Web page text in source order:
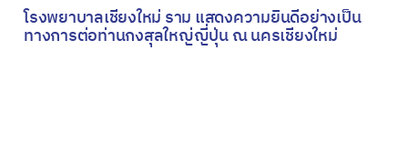
โรงพยาบาลเชียงใหม่ ราม แสดงความยินดีอย่างเป็น
ทางการต่อท่านกงสุลใหญ่ญี่ปุ่น ณ นครเชียงใหม่